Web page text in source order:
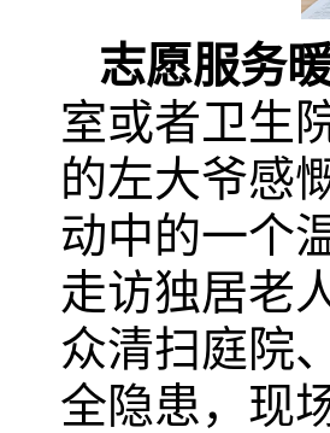
志愿服务
室或者卫生
的左大爷感
动中的一个
走访独居老
众清扫庭院
全隐患，现